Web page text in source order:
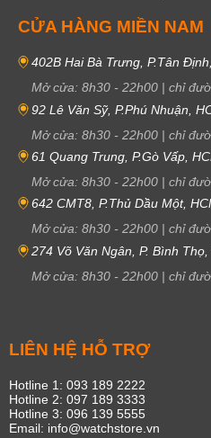
CỬA HÀNG MIỀN NAM
402B Hai Bà Trưng, P.Tân
Mở cửa: 8h30 - 22h00 | chỉ
92 Lê Văn Sỹ, P.Phú Nhuận,
Mở cửa: 8h30 - 22h00 | chỉ
61 Quang Trung, P.Gò Vấp,
Mở cửa: 8h30 - 22h00 | chỉ
642 CMT8, P.Thủ Dầu Một,
Mở cửa: 8h30 - 22h00 | chỉ
274 Võ Văn Ngân, P. Bình
Mở cửa: 8h30 - 22h00 | chỉ
LIÊN HỆ HỖ TRỢ
Hotline 1: 093 189 2222
Hotline 2: 097 189 3333
Hotline 3: 096 139 5555
Email: info@watchstore.vn